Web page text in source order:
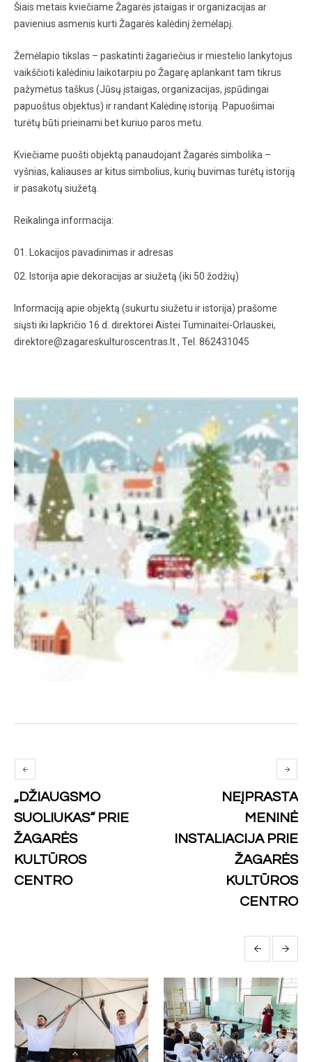
Šiais metais kviečiame Žagarės įstaigas ir organizacijas ar
pavienius asmenis kurti Žagarės kalėdinį žemėlapį.
Žemėlapio tikslas – paskatinti žagariečius ir miestelio lankytojus
vaikščioti kalėdiniu laikotarpiu po Žagarę aplankant tam tikrus
pažymėtus taškus (Jūsų įstaigas, organizacijas, įspūdingai
papuoštus objektus) ir randant Kalėdinę istoriją. Papuošimai
turėtų būti prieinami bet kuriuo paros metu.
Kviečiame puošti objektą panaudojant Žagarės simbolika –
vyšnias, kaliauses ar kitus simbolius, kurių buvimas turėtų istoriją
ir pasakotų siužetą.
Reikalinga informacija:
Lokacijos pavadinimas ir adresas
Istorija apie dekoracijas ar siužetą (iki 50 žodžių)
Informaciją apie objektą (sukurtu siužetu ir istorija) prašome
siųsti iki lapkričio 16 d. direktorei Aistei Tuminaitei-Orlauskei,
direktore@zagareskulturoscentras.lt , Tel. 862431045
„DŽIAUGSMO
SUOLIUKAS“ PRIE
ŽAGARĖS
KULTŪROS
CENTRO
NEĮPRASTA
MENINĖ
INSTALIACIJA PRIE
ŽAGARĖS
KULTŪROS
CENTRO
More posts